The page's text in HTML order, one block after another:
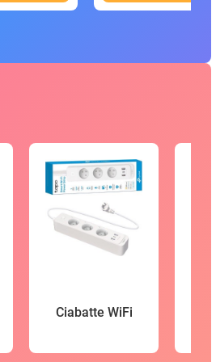
Ciabatte WiFi